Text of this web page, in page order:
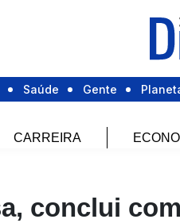
Saúde Gente
CARREIRA
conclui